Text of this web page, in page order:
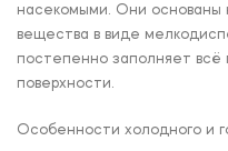
насекомыми. Они основаны
вещества в виде
постепенно заполняет
поверхности.
Особенности холодного и